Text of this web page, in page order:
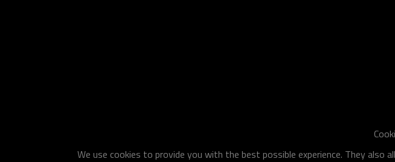
We use cookies to provide you with the best possible experience. They